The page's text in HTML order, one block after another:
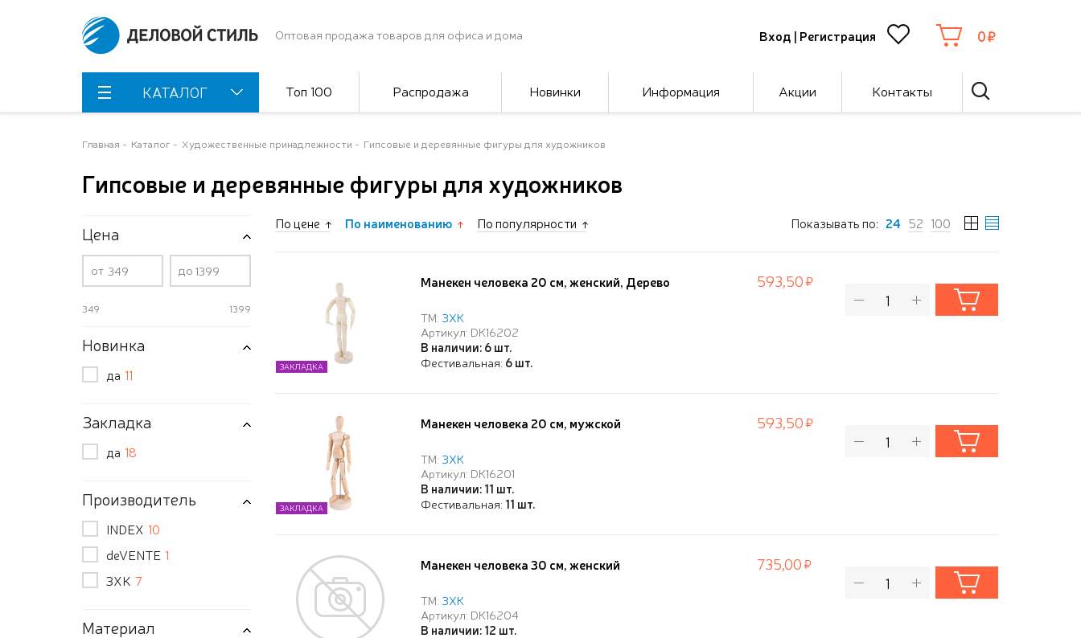
Оптовая продажа товаров для офиса и дома Вход | Регистрация 0
КАТАЛОГ Топ 100 Распродажа Новинки Информация Акции Контакты
Главная Каталог Художественные принадлежности Гипсовые и деревянные фигуры для художников
Гипсовые и деревянные фигуры для художников
Цена
от до
349 1399
Новинка
да 11
Закладка
да 18
Производитель
INDEX 10
deVENTE 1
ЗХК 7
Материал
По цене По наименованию По популярности Показывать по: 24 52 100
Манекен человека 20 см, женский, Дерево
ТМ: ЗХК
Артикул: DK16202
В наличии: 6 шт.
Фестивальная: 6 шт.
ЗАКЛАДКА
593,50
Манекен человека 20 см, мужской
ТМ: ЗХК
Артикул: DK16201
В наличии: 11 шт.
Фестивальная: 11 шт.
ЗАКЛАДКА
593,50
Манекен человека 30 см, женский
ТМ: ЗХК
Артикул: DK16204
В наличии: 12 шт.
735,00